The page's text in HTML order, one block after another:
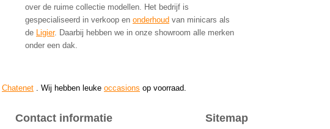
over de ruime collectie modellen. Het bedrijf is
gespecialiseerd in verkoop en onderhoud van minicars als
de Ligier. Daarbij hebben we in onze showroom alle merken
onder een dak.
Chatenet . Wij hebben leuke occasions op voorraad.
Contact informatie Sitemap